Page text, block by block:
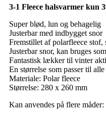
3-1 Fleece halsvarmer kun
Super blød, lun og behagelig
Justerbar med indbygget snor
Fremstillet af polarfleece
Justerbar snor, kan bruges
Fantastisk lækker til vinter
En størrelse som passer til alle
Materiale: Polar fleece
Størrelse: 280 x 260 mm
Kan anvendes på flere måder: